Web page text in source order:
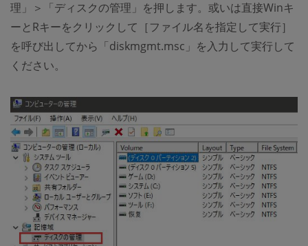
理」＞「ディスクの管理」を押します。或いは直接Winキ
ーとRキーをクリックして［ファイル名を指定して実行］
を呼び出してから「diskmgmt.msc」を入力して実行して
ください。